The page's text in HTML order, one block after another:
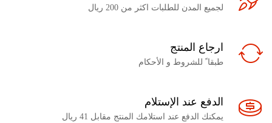
لجميع المدن للطلبات اكثر من 200 ريال
ارجاع المنتج
طبقا ً للشروط و الأحكام
الدفع عند الإستلام
يمكنك الدفع عند استلامك المنتج مقابل 41 ريال